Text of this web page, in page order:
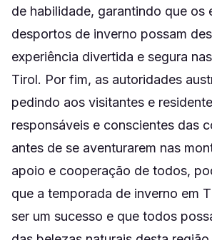
de habilidade, garantindo que os
desportos de inverno possam
experiência divertida e segura
Tirol. Por fim, as autoridades
pedindo aos visitantes e
responsáveis ​​e conscientes das
antes de se aventurarem nas
apoio e cooperação de todos,
que a temporada de inverno em
ser um sucesso e que todos